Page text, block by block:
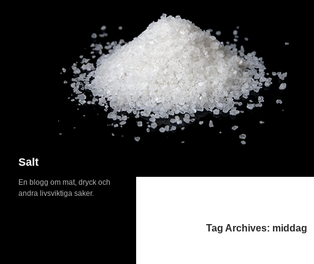
Salt
Tag Archives: middag
En blogg om mat, dryck och
andra livsviktiga saker.